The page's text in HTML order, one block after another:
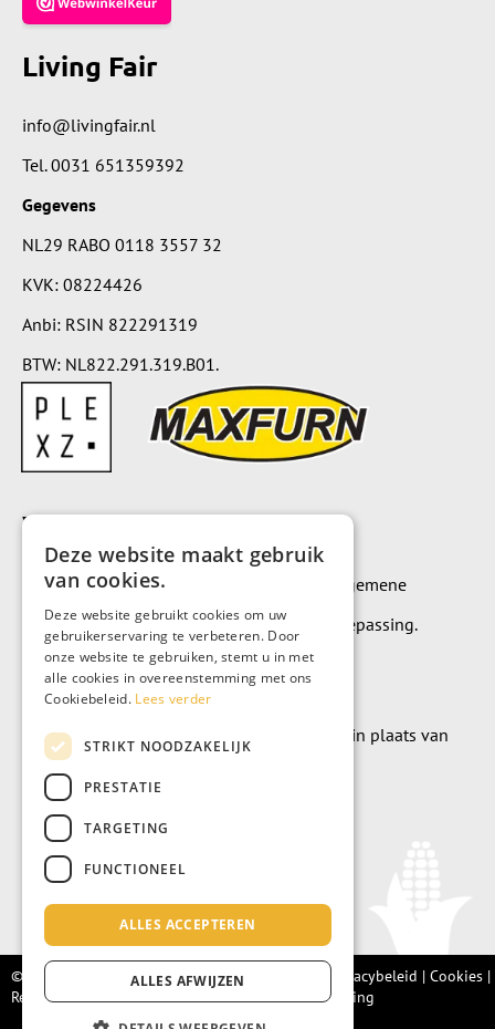
Living Fair
info@livingfair.nl
Tel.0031 651359392
Gegevens
NL29 RABO 0118 3557 32
KVK: 08224426
Anbi: RSIN 822291319
BTW: NL822.291.319.B01.
Voorwaarden
Op alle leveringen en diensten zijn onze algemene
leverings- en betalingsvoorwaarden van toepassing.
Algemene voorwaarden
Wilt u geld doneren? Dat kan uiteraard ook in plaats van
meubels te kopen.
Doneer
© Living Fair 2022 – Algemene voorwaarden Privacybeleid | Cookies |
Retourbeleid |Integriteitsprotocol|Klachtenregeling
Deze website maakt gebruik
van cookies.
Deze website gebruikt cookies om uw
gebruikerservaring te verbeteren. Door
onze website te gebruiken, stemt u in met
alle cookies in overeenstemming met ons
Cookiebeleid. Lees verder
STRIKT NOODZAKELIJK
PRESTATIE
TARGETING
FUNCTIONEEL
ALLES ACCEPTEREN
ALLES AFWIJZEN